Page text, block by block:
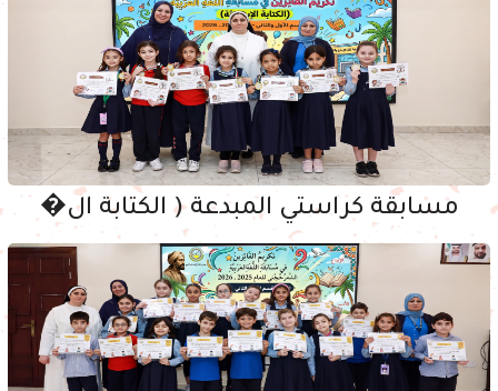
مسابقة كراستي المبدعة ( الكتابة ال�